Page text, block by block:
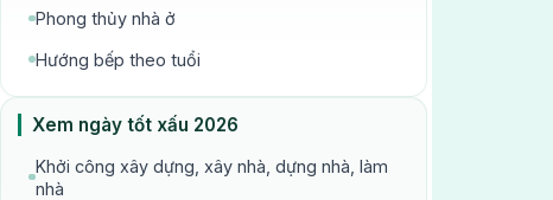
Phong thủy nhà ở
Hướng bếp theo tuổi
Xem ngày tốt xấu 2026
Khởi công xây dựng, xây nhà, dựng nhà, làm
nhà